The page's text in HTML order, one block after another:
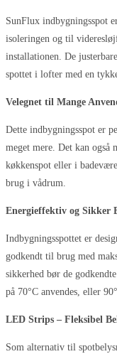
SunFlux indbygningsspot
isoleringen og til
installationen. De
spottet i lofter med en
Velegnet til Mange
Dette indbygningsspot er
meget mere. Det kan også
køkkenspot eller i
brug i vådrum.
Energieffektiv og Sikker
Indbygningsspottet er
godkendt til brug med
sikkerhed bør de godkendte
på 70°C anvendes, eller
LED Strips – Fleksibel
Som alternativ til